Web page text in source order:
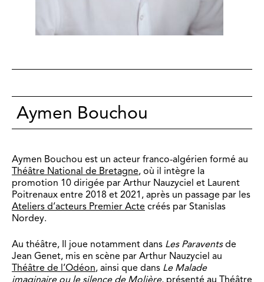
Aymen Bouchou
Aymen Bouchou est un acteur franco-algérien formé au
Théâtre National de Bretagne, où il intègre la
promotion 10 dirigée par Arthur Nauzyciel et Laurent
Poitrenaux entre 2018 et 2021, après un passage par les
Ateliers d’acteurs Premier Acte créés par Stanislas
Nordey.
Au théâtre, Il joue notamment dans Les Paraventsde
Jean Genet, mis en scène par Arthur Nauzyciel au
Théâtre de l’Odéon, ainsi que dans Le Malade
imaginaire ou le silence de Molière, présenté au Théâtre